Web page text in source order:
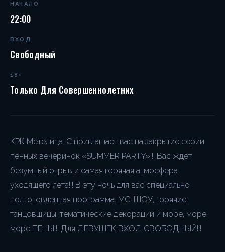
НАЧАЛО
22:00
ВХОД
Свободный
18+
Только Для Совершеннолетних
КРК Метелица-С приглашает вас на закрытие серии
пенных вечеринок «SUMMER PARTY»!!! Вас ждет
безумный отрыв и самая горячая атмосфера
уходящего лета!!! В эту ночь для вас специально
подготовленная программа: МС-ШОУ, горячие
танцовщицы, тематические декорации и море, море,
море ПЕНЫ!!! Для ДЕВУШЕК ВХОД СВОБОДНЫЙ!!!